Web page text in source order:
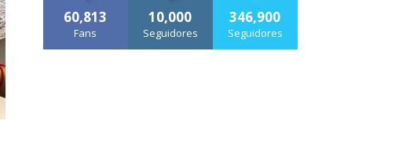
60,813
Fans
10,000
Seguidores
346,900
Seguidores